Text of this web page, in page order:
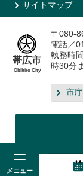
メニュー
サイトマップ
帯広市
Obihiro City
〒080-
電話／
執務時
時30分
市